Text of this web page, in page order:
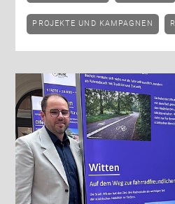
PROJEKTE UND KAMPAGNEN